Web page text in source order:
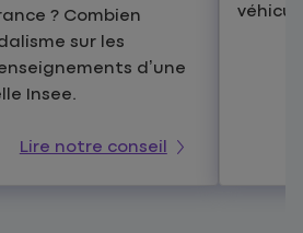
? Combien
sur les
d’une
Insee.
Lire notre conseil